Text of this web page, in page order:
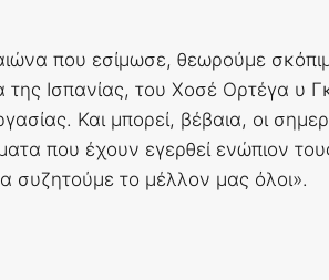
που εσίμωσε, θεωρούμε
Ισπανίας, του Χοσέ Ορτέγα υ
Και μπορεί, βέβαια, οι
που έχουν εγερθεί ενώπιον
συζητούμε το μέλλον μας όλοι».